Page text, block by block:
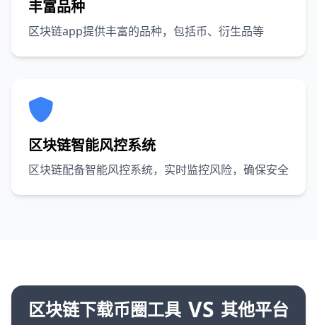
丰富品种
区块链app提供丰富的品种，包括币、衍生品等
区块链智能风控系统
区块链配备智能风控系统，实时监控风险，确保安全
区块链下载币圈工具 VS 其他平台